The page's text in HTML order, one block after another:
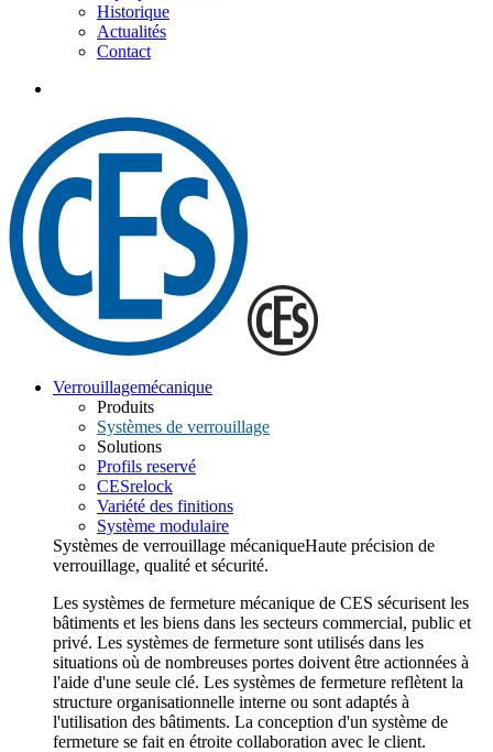
Historique
Actualités
Contact
Verrouillagemécanique
Produits
Systèmes de verrouillage
Solutions
Profils reservé
CESrelock
Variété des finitions
Système modulaire
Systèmes de verrouillage mécaniqueHaute précision de
verrouillage, qualité et sécurité.
Les systèmes de fermeture mécanique de CES sécurisent les
bâtiments et les biens dans les secteurs commercial, public et
privé. Les systèmes de fermeture sont utilisés dans les
situations où de nombreuses portes doivent être actionnées à
l'aide d'une seule clé. Les systèmes de fermeture reflètent la
structure organisationnelle interne ou sont adaptés à
l'utilisation des bâtiments. La conception d'un système de
fermeture se fait en étroite collaboration avec le client.